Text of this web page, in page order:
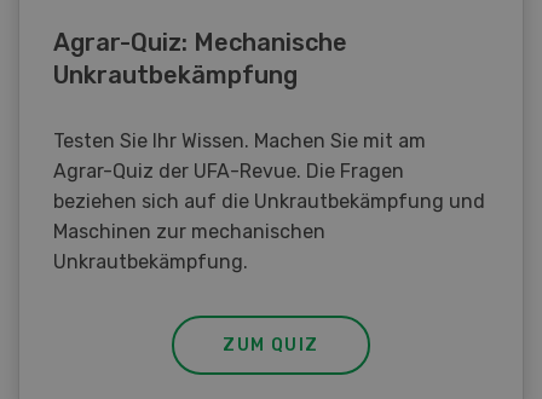
Agrar-Quiz: Mechanische
Unkrautbekämpfung
Testen Sie Ihr Wissen. Machen Sie mit am
Agrar-Quiz der UFA-Revue. Die Fragen
beziehen sich auf die Unkrautbekämpfung und
Maschinen zur mechanischen
Unkrautbekämpfung.
ZUM QUIZ